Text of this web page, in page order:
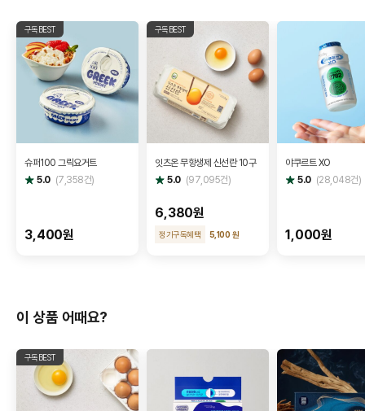
구독BEST
슈퍼100 그릭요거트
별
점
5.0 (7,358건)
3,400원
구독BEST
잇츠온 무항생제 신선란 10구
별
점
5.0 (97,095건)
6,380원
정기구독혜택 5,100 원
야쿠르트 XO
별
점
5.0 (28,048건)
1,000원
이 상품 어때요?
구독BEST